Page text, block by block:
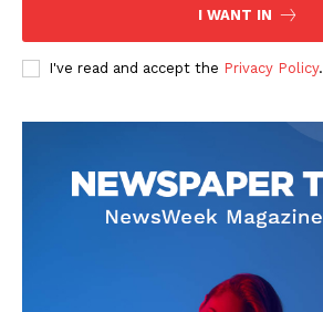
I WANT IN
I've read and accept the Privacy Policy.